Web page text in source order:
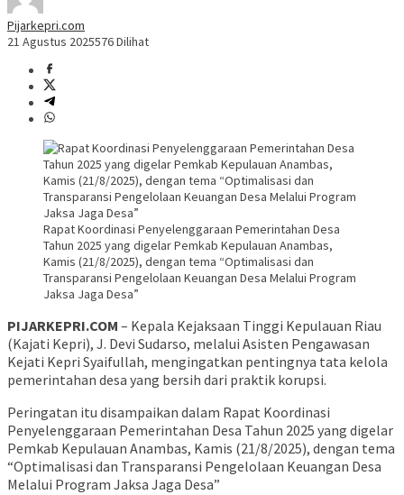
Pijarkepri.com
21 Agustus 2025576 Dilihat
Rapat Koordinasi Penyelenggaraan Pemerintahan Desa
Tahun 2025 yang digelar Pemkab Kepulauan Anambas,
Kamis (21/8/2025), dengan tema “Optimalisasi dan
Transparansi Pengelolaan Keuangan Desa Melalui Program
Jaksa Jaga Desa”
PIJARKEPRI.COM – Kepala Kejaksaan Tinggi Kepulauan Riau
(Kajati Kepri), J. Devi Sudarso, melalui Asisten Pengawasan
Kejati Kepri Syaifullah, mengingatkan pentingnya tata kelola
pemerintahan desa yang bersih dari praktik korupsi.
Peringatan itu disampaikan dalam Rapat Koordinasi
Penyelenggaraan Pemerintahan Desa Tahun 2025 yang digelar
Pemkab Kepulauan Anambas, Kamis (21/8/2025), dengan tema
“Optimalisasi dan Transparansi Pengelolaan Keuangan Desa
Melalui Program Jaksa Jaga Desa”